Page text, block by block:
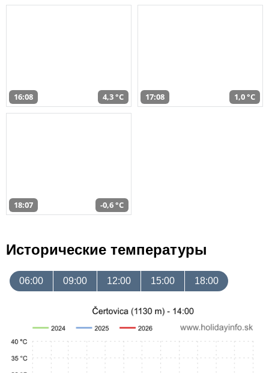
16:08 4,3 °C 17:08 1,0 °C
18:07 -0,6 °C
Исторические температуры
06:00 09:00 12:00 15:00 18:00